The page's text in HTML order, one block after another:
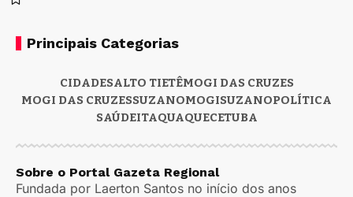
Principais Categorias
CIDADESALTO TIETÊMOGI DAS CRUZES
MOGI DAS CRUZESSUZANOMOGISUZANOPOLÍTICA
SAÚDEITAQUAQUECETUBA
Sobre o Portal Gazeta Regional
Fundada por Laerton Santos no início dos anos